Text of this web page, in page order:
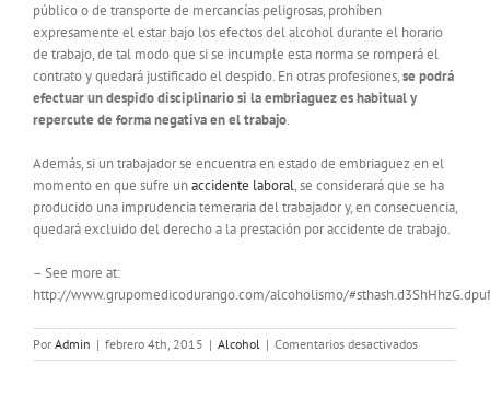
público o de transporte de mercancías peligrosas, prohíben
expresamente el estar bajo los efectos del alcohol durante el horario
de trabajo, de tal modo que si se incumple esta norma se romperá el
contrato y quedará justificado el despido. En otras profesiones,se podrá
efectuar un despido disciplinario si la embriaguez es habitual y
repercute de forma negativa en el trabajo.
Además, si un trabajador se encuentra en estado de embriaguez en el
momento en que sufre unaccidente laboral, se considerará que se ha
producido una imprudencia temeraria del trabajador y, en consecuencia,
quedará excluido del derecho a la prestación por accidente de trabajo.
– See more at:
http://www.grupomedicodurango.com/alcoholismo/#sthash.d3ShHhzG.dpuf
Por Admin | febrero 4th, 2015 | Alcohol | Comentarios desactivadosen